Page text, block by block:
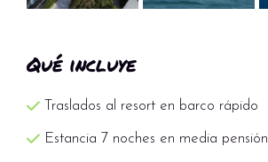
Qué incluye
Traslados al resort en barco rápido
Estancia 7 noches en media pensión